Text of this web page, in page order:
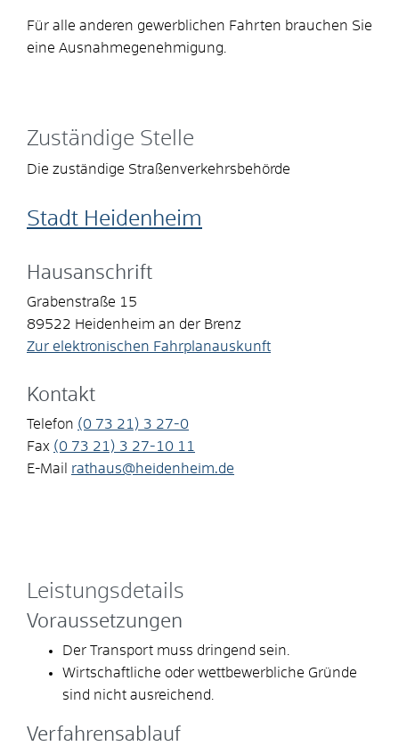
Für alle anderen gewerblichen Fahrten brauchen Sie
eine Ausnahmegenehmigung.
Zuständige Stelle
Die zuständige Straßenverkehrsbehörde
Stadt Heidenheim
Hausanschrift
Grabenstraße 15
89522 Heidenheim an der Brenz
Zur elektronischen Fahrplanauskunft
Kontakt
Telefon (0 73 21) 3 27-0
Fax (0 73 21) 3 27-10 11
E-Mail
rathaus@heidenheim.de
Leistungsdetails
Voraussetzungen
Der Transport muss dringend sein.
Wirtschaftliche oder wettbewerbliche Gründe
sind nicht ausreichend.
Verfahrensablauf